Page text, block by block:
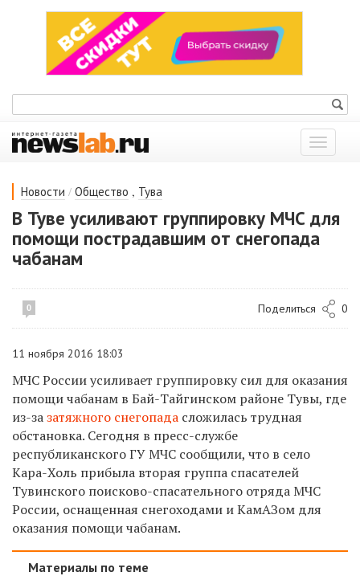
Показать
меню
Новости / Общество , Тува
В Туве усиливают группировку МЧС для
помощи пострадавшим от снегопада
чабанам
0 Поделиться 0
11 ноября 2016 18:03
МЧС России усиливает группировку сил для оказания
помощи чабанам в Бай-Тайгинском районе Тувы, где
из-зазатяжного снегопада сложилась трудная
обстановка. Сегодня в пресс-службе
республиканского ГУ МЧС сообщили, что в село
Кара-Холь прибыла вторая группа спасателей
Тувинского поисково-спасательного отряда МЧС
России, оснащенная снегоходами и КамАЗом для
оказания помощи чабанам.
Материалы по теме